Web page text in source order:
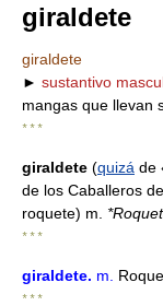
giraldete
giraldete
► sustantivo
mangas que llevan
* * *
giraldete (quizá de
de los Caballeros
roquete) m.
* * *
giraldete. m.
* * *